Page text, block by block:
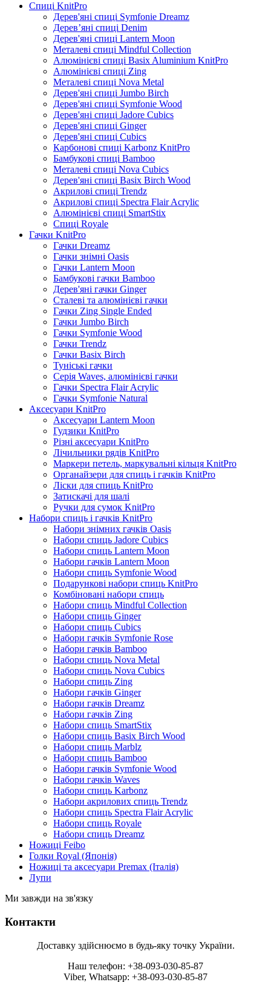
Спиці KnitPro
Дерев'яні спиці Symfonie Dreamz
Дерев’яні спиці Denim
Дерев'яні спиці Lantern Moon
Металеві спиці Mindful Collection
Алюмінієві спиці Basix Aluminium KnitPro
Алюмінієві спиці Zing
Металеві спиці Nova Metal
Дерев'яні спиці Jumbo Birch
Дерев'яні спиці Symfonie Wood
Дерев'яні спиці Jadore Cubics
Дерев'яні спиці Ginger
Дерев'яні спиці Cubics
Карбонові спиці Karbonz KnitPro
Бамбукові спиці Bamboo
Металеві спиці Nova Cubics
Дерев'яні спиці Basix Birch Wood
Акрилові спиці Trendz
Акрилові спиці Spectra Flair Acrylic
Алюмінієві спиці SmartStix
Спиці Royale
Гачки KnitPro
Гачки Dreamz
Гачки знімні Oasis
Гачки Lantern Moon
Бамбукові гачки Bamboo
Дерев'яні гачки Ginger
Сталеві та алюмінієві гачки
Гачки Zing Single Ended
Гачки Jumbo Birch
Гачки Symfonie Wood
Гачки Trendz
Гачки Basix Birch
Туніські гачки
Серія Waves, алюмінієві гачки
Гачки Spectra Flair Acrylic
Гачки Symfonie Natural
Аксесуари KnitPro
Аксесуари Lantern Moon
Гудзики KnitPro
Різні аксесуари KnitPro
Лічильники рядів KnitPro
Маркери петель, маркувальні кільця KnitPro
Органайзери для спиць і гачків KnitPro
Ліски для спиць KnitPro
Затискачі для шалі
Ручки для сумок KnitPro
Набори спиць і гачків KnitPro
Набори знімних гачків Oasis
Набори спиць Jadore Cubics
Набори спиць Lantern Moon
Набори гачків Lantern Moon
Набори спиць Symfonie Wood
Подарункові набори спиць KnitPro
Комбіновані набори спиць
Набори спиць Mindful Collection
Набори спиць Ginger
Набори спиць Cubics
Набори гачків Symfonie Rose
Набори гачків Bamboo
Набори спиць Nova Metal
Набори спиць Nova Cubics
Набори спиць Zing
Набори гачків Ginger
Набори гачків Dreamz
Набори гачків Zing
Набори спиць SmartStix
Набори спиць Basix Birch Wood
Набори спиць Marblz
Набори спиць Bamboo
Набори гачків Symfonie Wood
Набори гачків Waves
Набори спиць Karbonz
Набори акрилових спиць Trendz
Набори спиць Spectra Flair Acrylic
Набори спиць Royale
Набори спиць Dreamz
Ножиці Feibo
Голки Royal (Японія)
Ножиці та аксесуари Premax (Італія)
Лупи
Ми завжди на зв'язку
Контакти
Доставку здійснюємо в будь-яку точку України.
Наш телефон: +38-093-030-85-87
Viber, Whatsapp: +38-093-030-85-87